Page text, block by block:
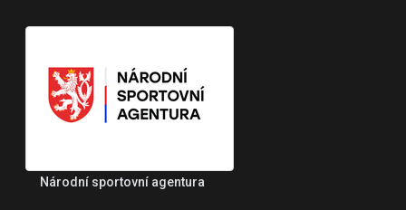
Národní sportovní agentura